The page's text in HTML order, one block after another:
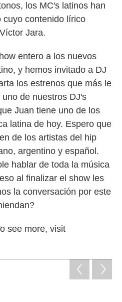
los MC's latinos han
cuyo contenido lírico
Jara.
entero a los nuevos
y hemos invitado a DJ
los estrenos que más le
de nuestros DJ's
Juan tiene uno de los
latina de hoy. Espero que
de los artistas del hip
argentino y español.
hablar de toda la música
al finalizar el show les
la conversación por este
see more, visit